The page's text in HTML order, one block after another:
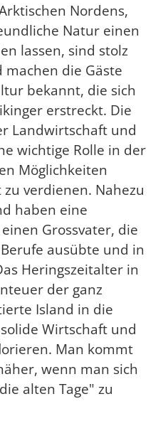
Nordens,
Natur einen
lassen, sind stolz
die Gäste
bekannt, die sich
erstreckt. Die
Landwirtschaft und
wichtige Rolle in der
Möglichkeiten
verdienen. Nahezu
haben eine
Grossvater, die
ausübte und in
Heringszeitalter in
der ganz
Island in die
Wirtschaft und
Man kommt
wenn man sich
alten Tage" zu